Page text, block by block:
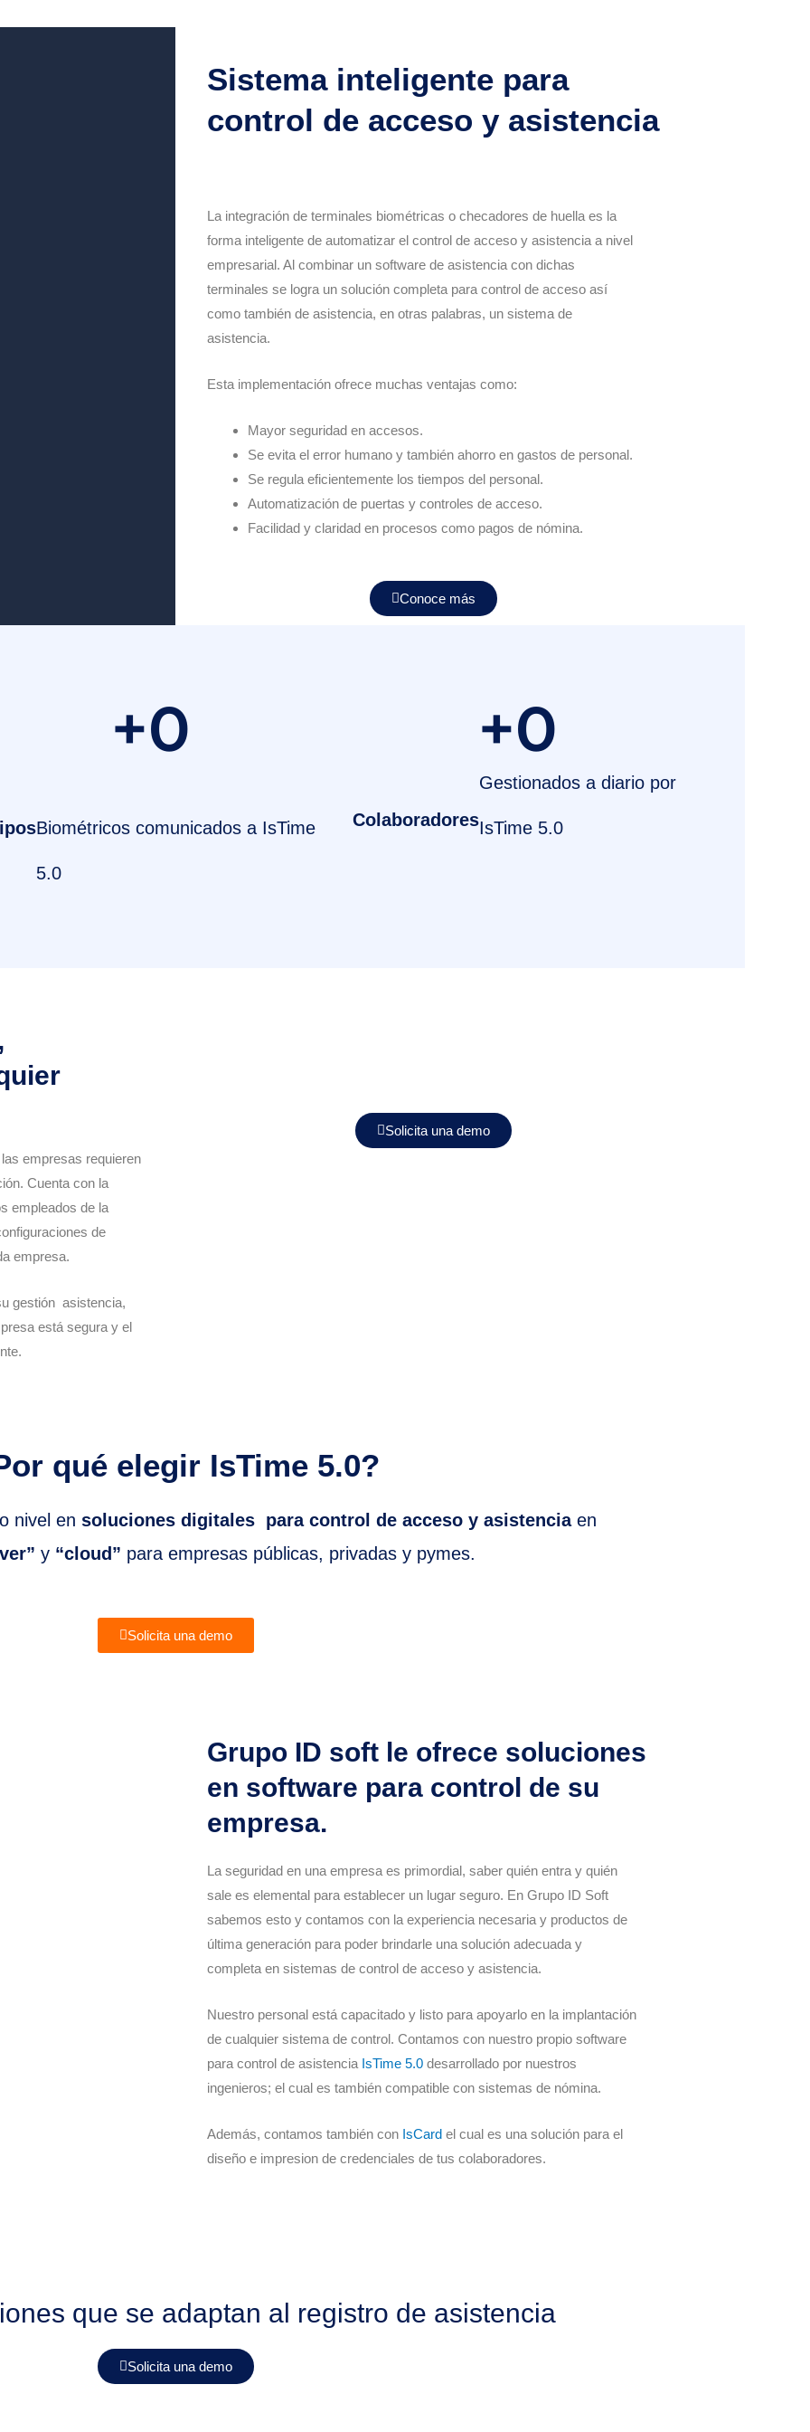
Sistema inteligente para
control de acceso y asistencia
La integración de terminales biométricas o checadores de huella es la
forma inteligente de automatizar el control de acceso y asistencia a nivel
empresarial. Al combinar un software de asistencia con dichas
terminales se logra un solución completa para control de acceso así
como también de asistencia, en otras palabras, un sistema de
asistencia.
Esta implementación ofrece muchas ventajas como:
Mayor seguridad en accesos.
Se evita el error humano y también ahorro en gastos de personal.
Se regula eficientemente los tiempos del personal.
Automatización de puertas y controles de acceso.
Facilidad y claridad en procesos como pagos de nómina.
Conoce más
Biométricos comunicados a IsTime
5.0
+0
Colaboradores
Gestionados a diario por
IsTime 5.0
+0
empresas requieren
Cuenta con la
empleados de la
de
empresa.
gestión asistencia,
está segura y el
Solicita una demo
qué elegir IsTime 5.0?
nivel en soluciones digitales para control de acceso y asistencia en
y “cloud” para empresas públicas, privadas y pymes.
Solicita una demo
Grupo ID soft le ofrece soluciones
en software para control de su
empresa.
La seguridad en una empresa es primordial, saber quién entra y quién
sale es elemental para establecer un lugar seguro. En Grupo ID Soft
sabemos esto y contamos con la experiencia necesaria y productos de
última generación para poder brindarle una solución adecuada y
completa en sistemas de control de acceso y asistencia.
Nuestro personal está capacitado y listo para apoyarlo en la implantación
de cualquier sistema de control. Contamos con nuestro propio software
para control de asistencia IsTime 5.0 desarrollado por nuestros
ingenieros; el cual es también compatible con sistemas de nómina.
Además, contamos también con IsCard el cual es una solución para el
diseño e impresion de credenciales de tus colaboradores.
que se adaptan al registro de asistencia
Solicita una demo